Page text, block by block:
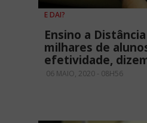
E DAI?
Ensino a
milhares de
efetividade,
06 MAIO, 2020 - 08H56